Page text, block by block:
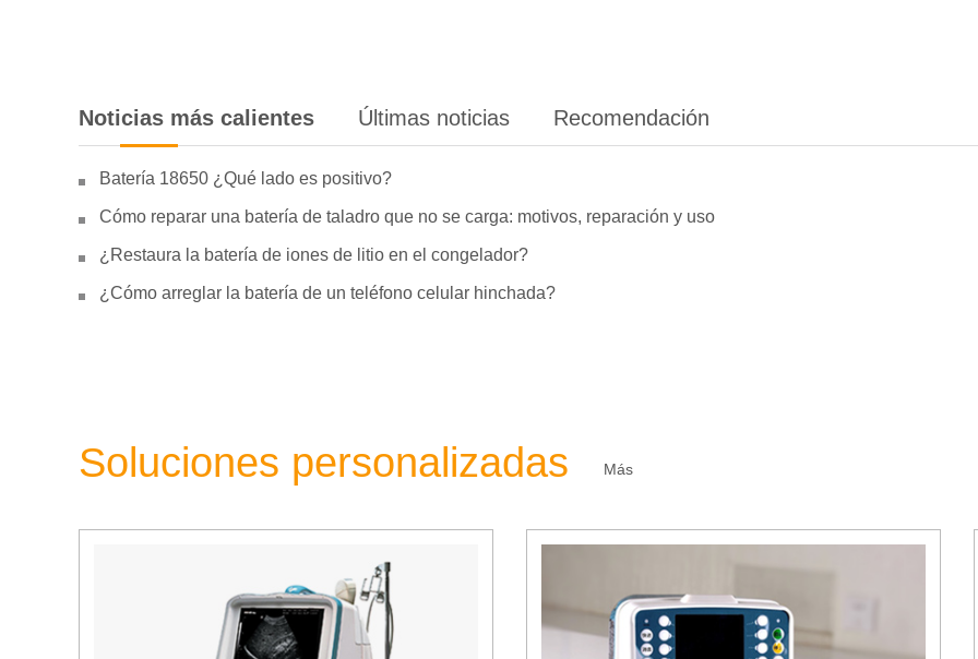
Noticias más calientes Últimas noticias Recomendación
Batería 18650 ¿Qué lado es positivo?
Cómo reparar una batería de taladro que no se carga: motivos, reparación y uso
¿Restaura la batería de iones de litio en el congelador?
¿Cómo arreglar la batería de un teléfono celular hinchada?
Soluciones personalizadas Más